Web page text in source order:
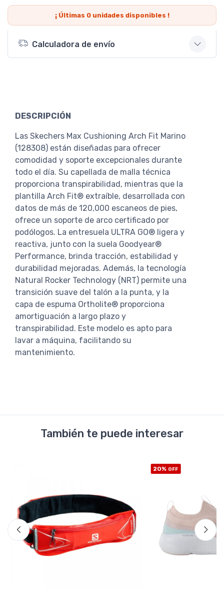
¡ Últimas 0unidades disponibles !
Calculadora de envío
DESCRIPCIÓN
Las Skechers Max Cushioning Arch Fit Marino
(128308) están diseñadas para ofrecer
comodidad y soporte excepcionales durante
todo el día. Su capellada de malla técnica
proporciona transpirabilidad, mientras que la
plantilla Arch Fit® extraíble, desarrollada con
datos de más de 120,000 escaneos de pies,
ofrece un soporte de arco certificado por
podólogos. La entresuela ULTRA GO® ligera y
reactiva, junto con la suela Goodyear®
Performance, brinda tracción, estabilidad y
durabilidad mejoradas. Además, la tecnología
Natural Rocker Technology (NRT) permite una
transición suave del talón a la punta, y la
capa de espuma Ortholite® proporciona
amortiguación a largo plazo y
transpirabilidad. Este modelo es apto para
lavar a máquina, facilitando su
mantenimiento.
También te puede interesar
20% OFF